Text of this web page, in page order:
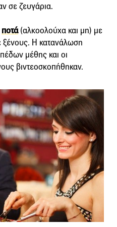
σε ζευγάρια.
ποτά(αλκοολούχα και μη) με
ξένους. Η κατανάλωση
μέθης και οι
βιντεοσκοπήθηκαν.